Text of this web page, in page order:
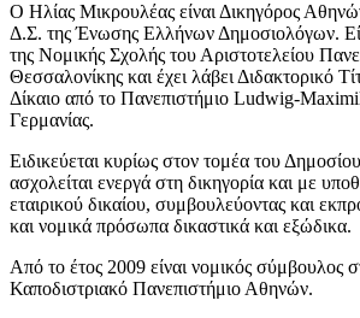
Ο Ηλίας Μικρουλέας είναι Δικηγόρος
Δ.Σ. της Ένωσης Ελλήνων Δημοσιολόγων.
της Νομικής Σχολής του Αριστοτελείου
Θεσσαλονίκης και έχει λάβει Διδακτορικό
Δίκαιο από το Πανεπιστήμιο Ludwig-
Γερμανίας.
Eιδικεύεται κυρίως στον τομέα του
ασχολείται ενεργά στη δικηγορία και με
εταιρικού δικαίου, συμβουλεύοντας και
και νομικά πρόσωπα δικαστικά και εξώδικα.
Από το έτος 2009 είναι νομικός σύμβουλος
Καποδιστριακό Πανεπιστήμιο Αθηνών.